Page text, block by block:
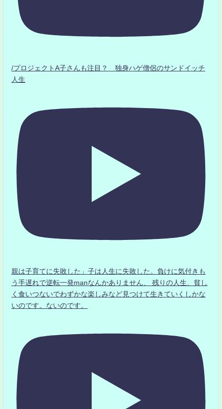
/プロジェクトA子さんも注目？ 独身ハゲ僧侶のサンドイッチ
人生
親は子育てに失敗した」子は人生に失敗した。負けに気付きも
う手遅れで逆転一発manなんかありません、 残りの人生、貧し
く食いつないでわずかな楽しみなど見つけて生きていくしかな
いのです。ないのです。